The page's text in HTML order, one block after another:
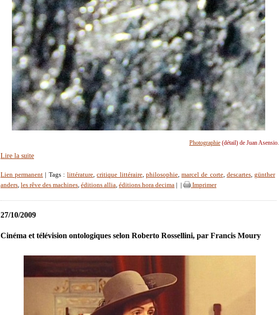
Photographie(détail) de Juan Asensio.
Lire la suite
Lien permanent | Tags :littérature,critique littéraire, philosophie,marcel de corte, descartes, günther
anders, les rêve des machines, éditions allia, éditions hora decima Imprimer
27/10/2009
Cinéma et télévision ontologiques selon Roberto Rossellini, par Francis Moury